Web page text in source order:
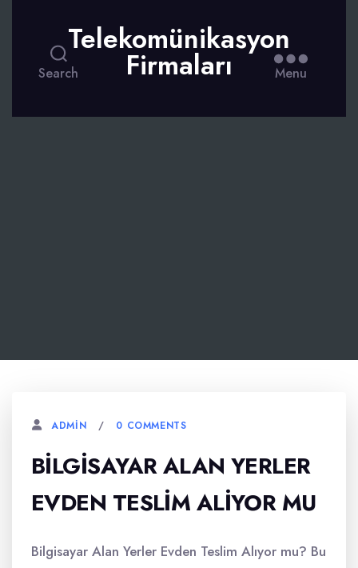
Search
Telekomünikasyon
Firmaları Menu
ADMIN 0 COMMENTS
BILGISAYAR ALAN YERLER
EVDEN TESLIM ALIYOR MU
Bilgisayar Alan Yerler Evden Teslim Alıyor mu? Bu